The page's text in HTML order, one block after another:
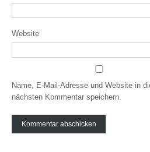
Website
Name, E-Mail-Adresse und Website in
nächsten Kommentar speichern.